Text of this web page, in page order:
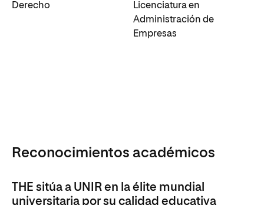
Derecho
Licenciatura en
Administración de
Empresas
Reconocimientos académicos
THE sitúa a UNIR en la élite mundial
universitaria por su calidad educativa